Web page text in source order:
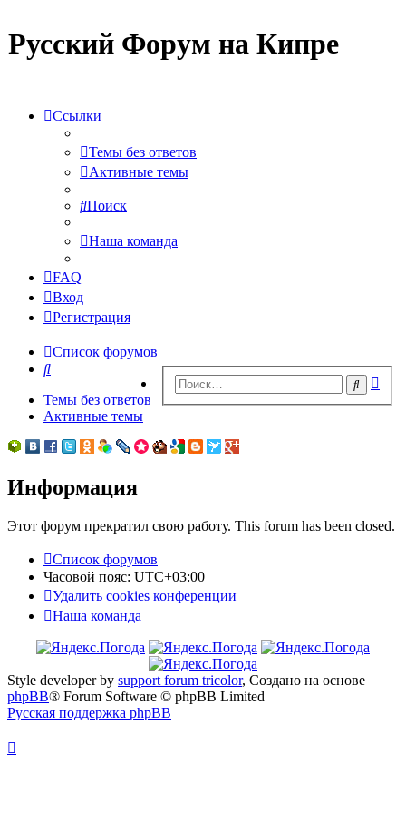
Русский Форум на Кипре
Ссылки
Темы без ответов
Активные темы
Поиск
Наша команда
FAQ
Вход
Регистрация
Список форумов
Поиск
Поиск
Темы без ответов
Активные темы
Информация
Этот форум прекратил свою работу. This forum has been closed.
Список форумов
Часовой пояс: UTC+03:00
Удалить cookies конференции
Наша команда
Style developer by support forum tricolor, Создано на основе
phpBB® Forum Software © phpBB Limited
Русская поддержка phpBB